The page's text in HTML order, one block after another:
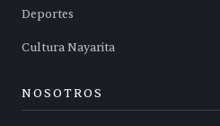
Deportes
Cultura Nayarita
NOSOTROS